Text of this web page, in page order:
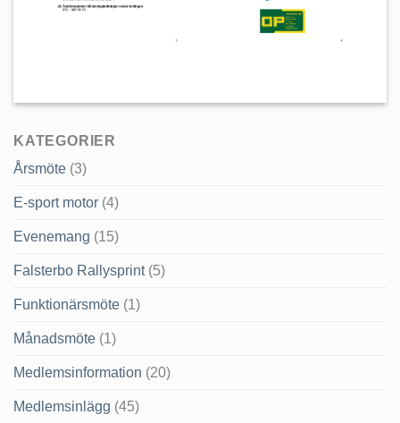
KATEGORIER
Årsmöte (3)
E-sport motor (4)
Evenemang (15)
Falsterbo Rallysprint(5)
Funktionärsmöte (1)
Månadsmöte (1)
Medlemsinformation (20)
Medlemsinlägg (45)